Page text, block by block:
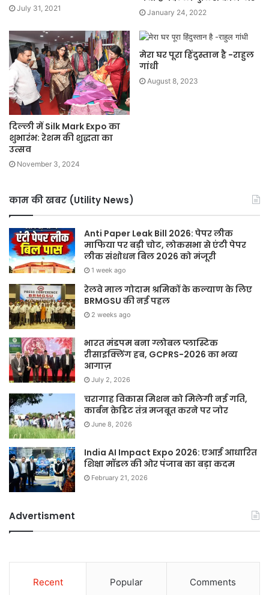
July 31, 2021 January 24, 2022
दिल्ली में Silk Mark Expo का
शुभारंभ: रेशम की शुद्धता का
उत्सव
November 3, 2024
मेरा घर पूरा हिंदुस्तान है -राहुल
गांधी
August 8, 2023
काम की खबर (Utility News)
Anti Paper Leak Bill 2026: पेपर लीक
माफिया पर बड़ी चोट, लोकसभा से एंटी पेपर
लीक संशोधन बिल 2026 को मंजूरी
1 week ago
रेलवे माल गोदाम श्रमिकों के कल्याण के लिए
BRMGSU की नई पहल
2 weeks ago
भारत मंडपम बना ग्लोबल प्लास्टिक
रीसाइक्लिंग हब, GCPRS-2026 का भव्य
आगाज़
July 2, 2026
चरागाह विकास मिशन को मिलेगी नई गति,
कार्बन क्रेडिट तंत्र मजबूत करने पर जोर
June 8, 2026
India AI Impact Expo 2026: एआई आधारित
शिक्षा मॉडल की ओर पंजाब का बड़ा कदम
February 21, 2026
Advertisment
Recent Popular Comments